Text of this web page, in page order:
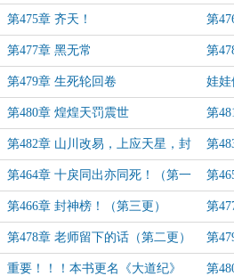
第475章 齐天！ 第
第477章 黑无常 第
第479章 生死轮回卷 娃娃
第480章 煌煌天罚震世 第
第482章 山川改易，上应天星，封
神台启！（第二更）
第
更）
第464章 十戾同出亦同死！（第一
更）
第
更）
第466章 封神榜！（第三更） 第
第478章 老师留下的话（第二更） 第
重要！！！本书更名《大道纪》 第